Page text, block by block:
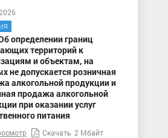
определении границ
территорий к
и объектам, на
не допускается розничная
алкогольной продукции и
продажа алкогольной
при оказании услуг
питания
Скачать 2 Мбайт